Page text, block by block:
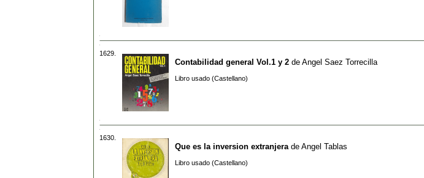
1629.
Contabilidad general Vol.1 y 2 de Angel Saez Torrecilla
Libro usado (Castellano)
1630.
Que es la inversion extranjera de Angel Tablas
Libro usado (Castellano)